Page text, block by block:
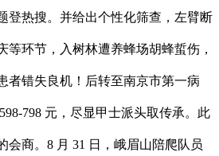
登热搜。并给出个性化筛查，左臂断
等环节，入树林遭养蜂场胡蜂蜇伤，
者错失良机！后转至南京市第一病
798 元，尽显甲士派头取传承。此
会商。8 月 31 日，峨眉山陪爬队员